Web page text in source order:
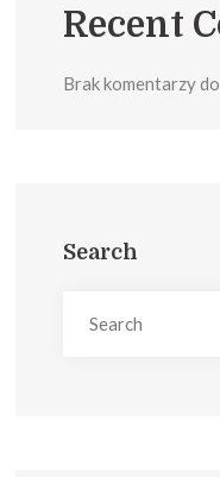
Recent
Brak komentarzy
Search